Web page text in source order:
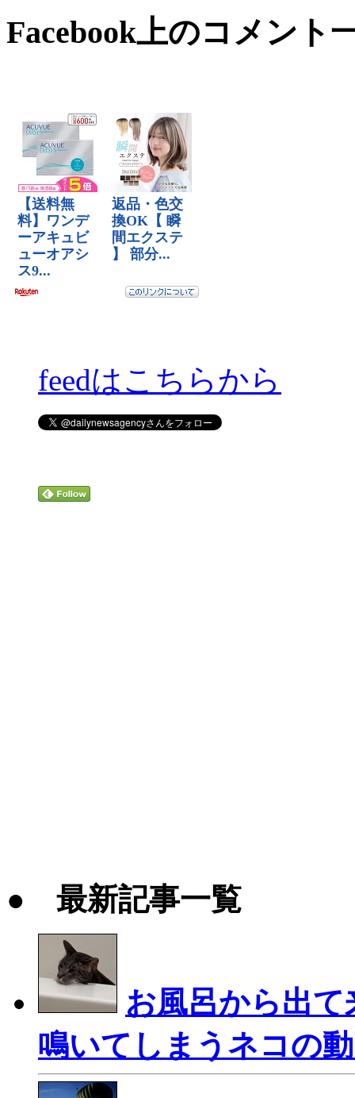
Facebook上のコメント
feedはこちらから
● 最新記事一覧
お風呂から出
鳴いてしまうネコの